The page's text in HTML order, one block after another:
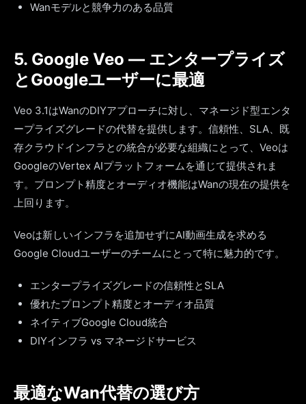
Wanモデルと競争力のある品質
5. Google Veo — エンタープライズ
とGoogleユーザーに最適
Veo 3.1はWanのDIYアプローチに対し、マネージド型エンタ
ープライズグレードの代替を提供します。信頼性、SLA、既
存クラウドインフラとの統合が必要な組織にとって、Veoは
GoogleのVertex AIプラットフォームを通じて提供されま
す。プロンプト精度とオーディオ機能はWanの現在の提供を
上回ります。
Veoは新しいインフラを追加せずにAI動画生成を求める
Google Cloudユーザーのチームにとって特に魅力的です。
エンタープライズグレードの信頼性とSLA
優れたプロンプト精度とオーディオ品質
ネイティブGoogle Cloud統合
DIYインフラ vs マネージドサービス
最適なWan代替の選び方